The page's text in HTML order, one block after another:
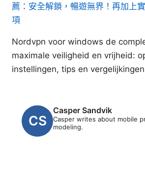
薦：安全解鎖，暢遊無界！再加上
項
Nordvpn voor windows de
maximale veiligheid en vrijheid:
instellingen, tips en vergelijkingen
Casper Sandvik
Casper writes about mobile
modeling.